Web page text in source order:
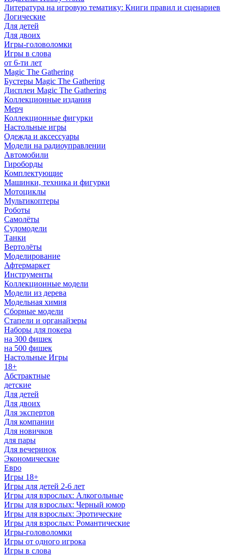
Литература на игровую тематику: Книги правил и сценариев
Логические
Для детей
Для двоих
Игры-головоломки
Игры в слова
от 6-ти лет
Magic The Gathering
Бустеры Magic The Gathering
Дисплеи Magic The Gathering
Коллекционные издания
Мерч
Коллекционные фигурки
Настольные игры
Одежда и аксессуары
Модели на радиоуправлении
Автомобили
Гироборды
Комплектующие
Машинки, техника и фигурки
Мотоциклы
Мультикоптеры
Роботы
Самолёты
Судомодели
Танки
Вертолёты
Моделирование
Афтермаркет
Инструменты
Коллекционные модели
Модели из дерева
Модельная химия
Сборные модели
Стапели и органайзеры
Наборы для покера
на 300 фишек
на 500 фишек
Настольные Игры
18+
Абстрактные
детские
Для детей
Для двоих
Для экспертов
Для компании
Для новичков
для пары
Для вечеринок
Экономические
Евро
Игры 18+
Игры для детей 2-6 лет
Игры для взрослых: Алкогольные
Игры для взрослых: Черный юмор
Игры для взрослых: Эротические
Игры для взрослых: Романтические
Игры-головоломки
Игры от одного игрока
Игры в слова